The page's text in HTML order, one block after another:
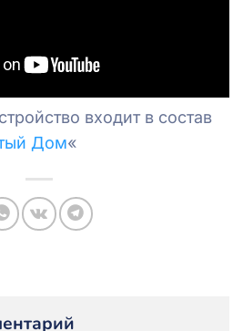
входит в состав
Дом«